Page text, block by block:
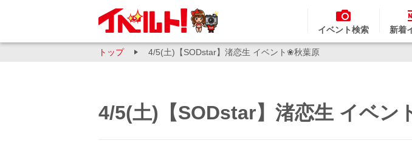
イベント検索 新着
トップ 4/5(土)【SODstar】渚恋生 イベント❀秋葉原
4/5(土)【SODstar】渚恋生 イベン